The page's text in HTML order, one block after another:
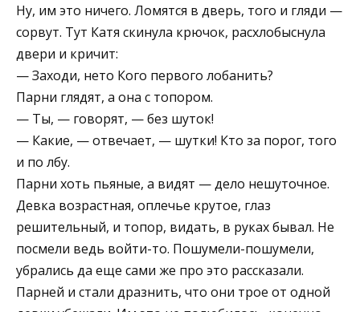
Ну, им это ничего. Ломятся в дверь, того и гляди —
сорвут. Тут Катя скинула крючок, расхлобыснула
двери и кричит:
— Заходи, нето Кого первого лобанить?
Парни глядят, а она с топором.
— Ты, — говорят, — без шуток!
— Какие, — отвечает, — шутки! Кто за порог, того
и по лбу.
Парни хоть пьяные, а видят — дело нешуточное.
Девка возрастная, оплечье крутое, глаз
решительный, и топор, видать, в руках бывал. Не
посмели ведь войти-то. Пошумели-пошумели,
убрались да еще сами же про это рассказали.
Парней и стали дразнить, что они трое от одной